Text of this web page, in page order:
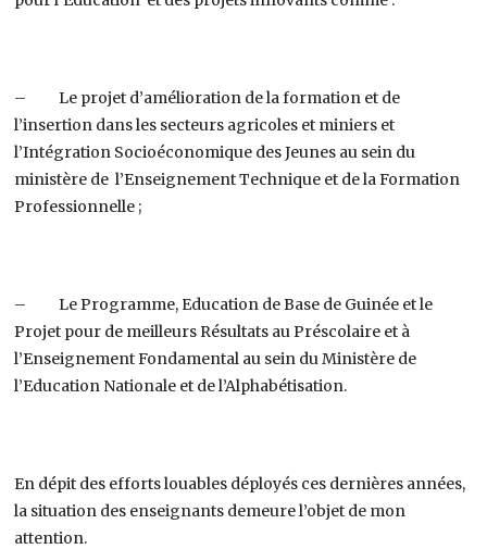
– Le projet d’amélioration de la formation et de
l’insertion dans les secteurs agricoles et miniers et
l’Intégration Socioéconomique des Jeunes au sein du
ministère de l’Enseignement Technique et de la Formation
Professionnelle ;
– Le Programme, Education de Base de Guinée et le
Projet pour de meilleurs Résultats au Préscolaire et à
l’Enseignement Fondamental au sein du Ministère de
l’Education Nationale et de l’Alphabétisation.
En dépit des efforts louables déployés ces dernières années,
la situation des enseignants demeure l’objet de mon
attention.